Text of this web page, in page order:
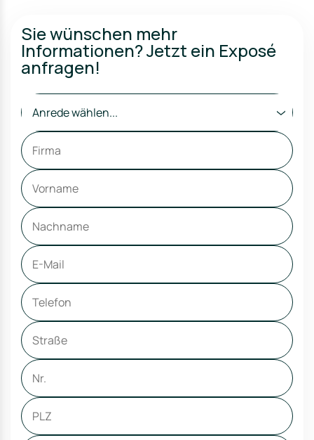
Sie wünschen mehr
Informationen? Jetzt ein Exposé
anfragen!
Anrede wählen...